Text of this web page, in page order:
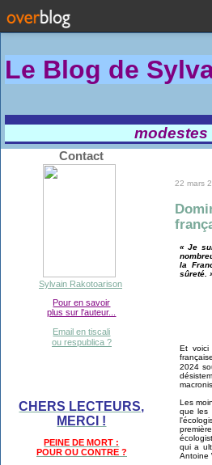
Le Blog de
Contact
Sylvain Rakotoarison
Pour en savoir
plus sur l'auteur...
Email en tiscali
ou respublica ?
CHERS LECTEURS,
MERCI !
PEINE DE MORT :
POUR OU CONTRE ?
22 mars
« Je
la
sûreté.
Et
2024
Les
que les
qui a
Antoine